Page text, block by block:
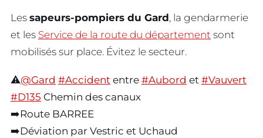
Les sapeurs-pompiers du Gard, la gendarmerie
et les Service de la route du département sont
mobilisés sur place. Évitez le secteur.
⚠️@Gard #Accident entre #Aubord et #Vauvert
#D135 Chemin des canaux
➡️Route BARREE
➡️Déviation par Vestric et Uchaud